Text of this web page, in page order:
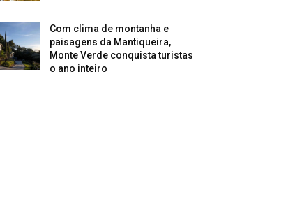
Com clima de montanha e
paisagens da Mantiqueira,
Monte Verde conquista turistas
o ano inteiro